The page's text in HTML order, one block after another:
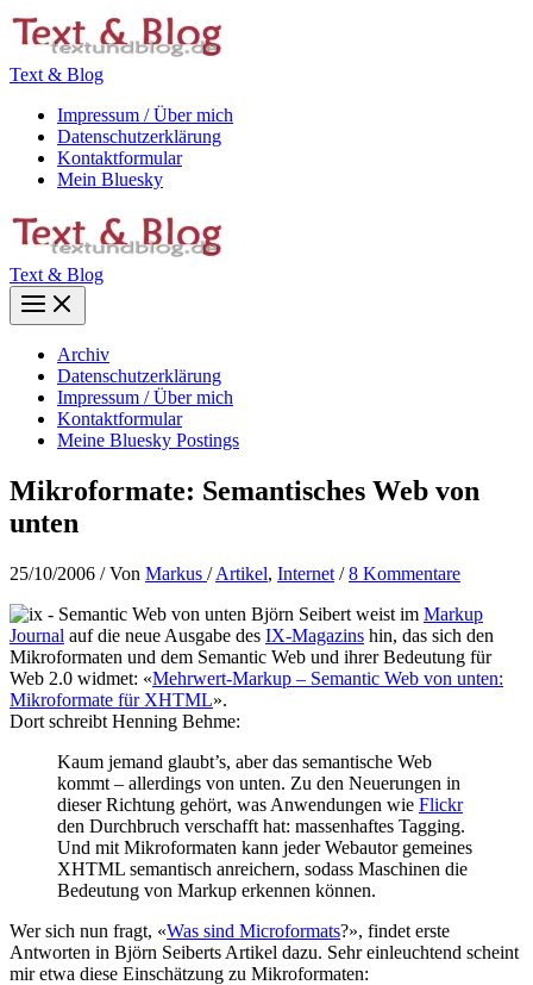
Zum
Inhalt
Text & Blog
Impressum / Über mich
Datenschutzerklärung
Kontaktformular
Mein Bluesky
Text & Blog
Main
Menu
Archiv
Datenschutzerklärung
Impressum / Über mich
Kontaktformular
Meine Bluesky Postings
Mikroformate: Semantisches Web von
unten
25/10/2006 / Von Markus /Artikel, Internet /8 Kommentare
Björn Seibert weist im Markup
Journal auf die neue Ausgabe des IX-Magazins hin, das sich den
Mikroformaten und dem Semantic Web und ihrer Bedeutung für
Web 2.0 widmet: «Mehrwert-Markup – Semantic Web von unten:
Mikroformate für XHTML».
Dort schreibt Henning Behme:
Kaum jemand glaubt’s, aber das semantische Web
kommt – allerdings von unten. Zu den Neuerungen in
dieser Richtung gehört, was Anwendungen wie Flickr
den Durchbruch verschafft hat: massenhaftes Tagging.
Und mit Mikroformaten kann jeder Webautor gemeines
XHTML semantisch anreichern, sodass Maschinen die
Bedeutung von Markup erkennen können.
Wer sich nun fragt, «Was sind Microformats?», findet erste
Antworten in Björn Seiberts Artikel dazu. Sehr einleuchtend scheint
mir etwa diese Einschätzung zu Mikroformaten: